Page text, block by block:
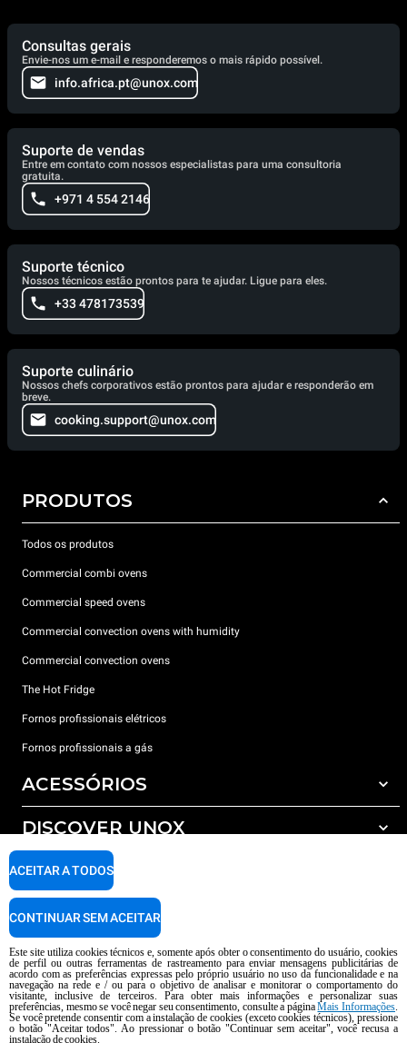
Consultas gerais
Envie-nos um e-mail e responderemos o mais rápido possível.
info.africa.pt@unox.com
Suporte de vendas
Entre em contato com nossos especialistas para uma consultoria
gratuita.
+971 4 554 2146
Suporte técnico
Nossos técnicos estão prontos para te ajudar. Ligue para eles.
+33 478173539
Suporte culinário
Nossos chefs corporativos estão prontos para ajudar e responderão em
breve.
cooking.support@unox.com
PRODUTOS
Todos os produtos
Commercial combi ovens
Commercial speed ovens
Commercial convection ovens with humidity
Commercial convection ovens
The Hot Fridge
Fornos profissionais elétricos
Fornos profissionais a gás
ACESSÓRIOS
Todos os acessórios
Detergents for automatic washing
Detergents for manual washing
Water treatment with resin filters
DISCOVER UNOX
Os nossos escritórios no mundo
SUPPORT
Garantia Unox
Encontre os Centros Service
copyright 2026 UNOX S.p.A. Todos os direitos reservados. Reg. Imp Pádua nº
04230750285 -. R.E.A. Pádua 372 835 - Cap. Soc € 5.000.000 i.v -. IVA /
CNPJ 04230750285 - IT WEEE Reg. No. IT08020000000377
AI Content Disclaimer Privacy policy Cookie policy
Este site utiliza cookies técnicos e, somente após obter o consentimento do usuário, cookies
de perfil ou outras ferramentas de rastreamento para enviar mensagens publicitárias de
acordo com as preferências expressas pelo próprio usuário no uso da funcionalidade e na
navegação na rede e / ou para o objetivo de analisar e monitorar o comportamento do
visitante, inclusive de terceiros. Para obter mais informações e personalizar suas
preferências, mesmo se você negar seu consentimento, consulte a páginaMais Informações.
Se você pretende consentir com a instalação de cookies (exceto cookies técnicos), pressione
o botão "Aceitar todos". Ao pressionar o botão "Continuar sem aceitar", você recusa a
instalação de cookies.
ACEITAR A TODOS
CONTINUAR SEM ACEITAR